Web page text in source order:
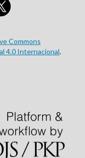
Commons
4.0 Internacional.